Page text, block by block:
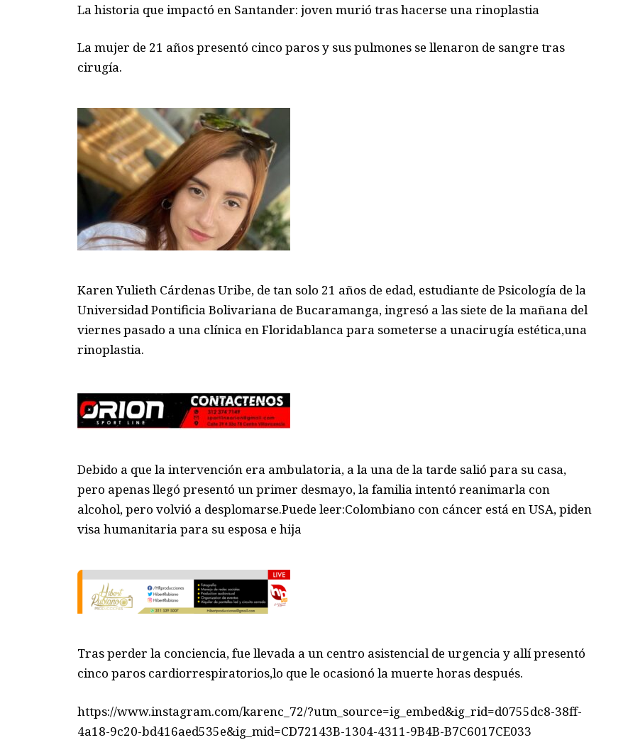
La historia que impactó en Santander: joven murió tras hacerse una rinoplastia
La mujer de 21 años presentó cinco paros y sus pulmones se llenaron de sangre tras
cirugía.
Karen Yulieth Cárdenas Uribe, de tan solo 21 años de edad, estudiante de Psicología de la
Universidad Pontificia Bolivariana de Bucaramanga, ingresó a las siete de la mañana del
viernes pasado a una clínica en Floridablanca para someterse a unacirugía estética,una
rinoplastia.
Debido a que la intervención era ambulatoria, a la una de la tarde salió para su casa,
pero apenas llegó presentó un primer desmayo, la familia intentó reanimarla con
alcohol, pero volvió a desplomarse.Puede leer:Colombiano con cáncer está en USA, piden
visa humanitaria para su esposa e hija
Tras perder la conciencia, fue llevada a un centro asistencial de urgencia y allí presentó
cinco paros cardiorrespiratorios,lo que le ocasionó la muerte horas después.
https://www.instagram.com/karenc_72/?utm_source=ig_embed&ig_rid=d0755dc8-38ff-
4a18-9c20-bd416aed535e&ig_mid=CD72143B-1304-4311-9B4B-B7C6017CE033